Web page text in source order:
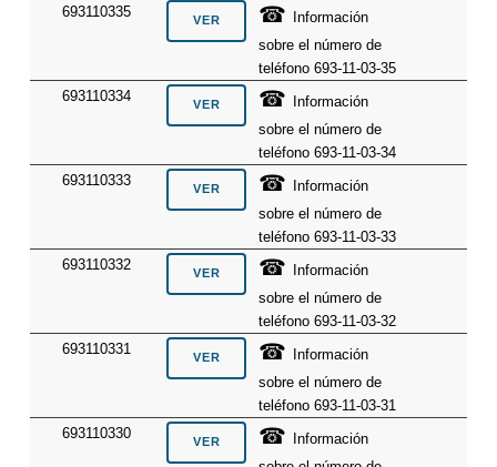
693110335
☎
Información
sobre el número de
teléfono 693-11-03-35
693110334
☎
Información
sobre el número de
teléfono 693-11-03-34
693110333
☎
Información
sobre el número de
teléfono 693-11-03-33
693110332
☎
Información
sobre el número de
teléfono 693-11-03-32
693110331
☎
Información
sobre el número de
teléfono 693-11-03-31
693110330
☎
Información